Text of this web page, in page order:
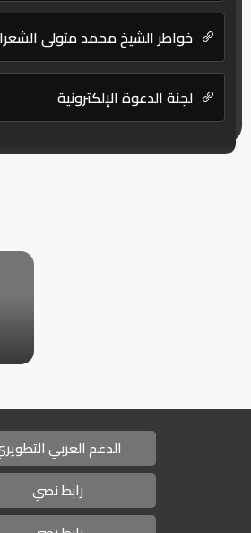
خواطر الشيخ محمد متولى
لجنة الدعوة الإلكترونية
الدعم العربي
رابط نصي